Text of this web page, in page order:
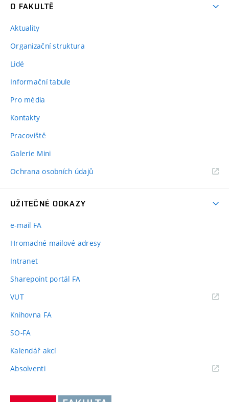
O FAKULTĚ
Aktuality
Organizační struktura
Lidé
Informační tabule
Pro média
Kontakty
Pracoviště
Galerie Mini
Ochrana osobních údajů
UŽITEČNÉ ODKAZY
e-mail FA
Hromadné mailové adresy
Intranet
Sharepoint portál FA
VUT(externí
Knihovna FA
SO-FA
Kalendář akcí
Absolventi(externí